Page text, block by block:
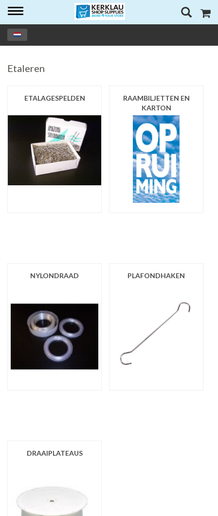
Toggle
Etaleren
ETALAGESPELDEN
RAAMBILJETTEN EN
KARTON
NYLONDRAAD PLAFONDHAKEN
DRAAIPLATEAUS